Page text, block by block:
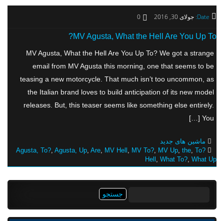
Date: جولای 30, 2016 0
MV Agusta, What the Hell Are You Up To?
MV Agusta, What the Hell Are You Up To? We got a strange
email from MV Agusta this morning, one that seems to be
teasing a new motorcycle. That much isn’t too uncommon, as
the Italian brand loves to build anticipation of its new model
releases. But, this teaser seems like something else entirely.
You […]
ماشین های جدید
Agusta, To?,Agusta, Up,Are,MV Hell,MV To?,MV Up,the,To?
Hell,What To?,What Up